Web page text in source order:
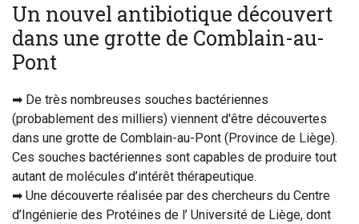
Un nouvel antibiotique découvert
dans une grotte de Comblain-au-
Pont
➡ De très nombreuses souches bactériennes
(probablement des milliers) viennent d'être découvertes
dans une grotte de Comblain-au-Pont (Province de Liège).
Ces souches bactériennes sont capables de produire tout
autant de molécules d’intérêt thérapeutique.
➡ Une découverte réalisée par des chercheurs du Centre
d’Ingénierie des Protéines de l’ Université de Liège, dont